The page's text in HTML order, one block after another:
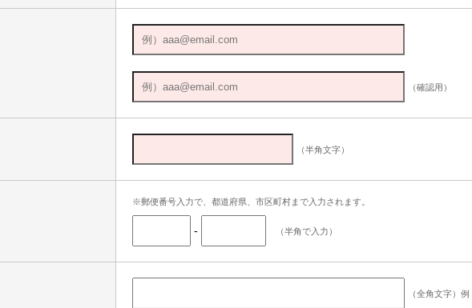
（確認用）
（半角文字）
※郵便番号入力で、都道府県、市区町村まで入力されます。
- （半角で入力）
（全角文字）